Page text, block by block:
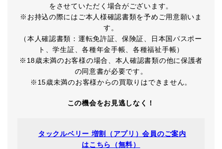
をさせていただく場合がございます。
※お持込の際にはご本人様確認書類を予めご用意願いま
す。
（本人確認書類：運転免許証、保険証、日本国パスポー
ト、学生証、各種年金手帳、各種福祉手帳）
※18歳未満のお客様の場合、本人確認書類の他に保護者
の同意書が必要です。
※15歳未満のお客様からの買取りはできません。
この機会をお見逃しなく！
タックルベリー 増割（アプリ）会員のご案内
はこちら（無料）